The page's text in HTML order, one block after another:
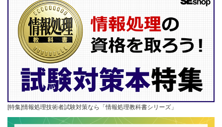
[特集]情報処理技術者試験対策なら「情報処理教科書シリーズ」